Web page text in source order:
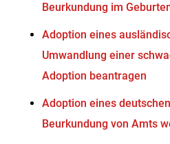
Beurkundung im
Adoption eines
Umwandlung einer
Adoption beantragen
Adoption eines
Beurkundung von Amts